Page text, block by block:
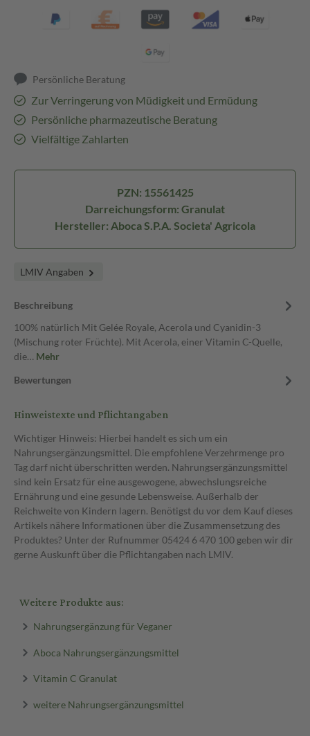
Persönliche Beratung
Zur Verringerung von Müdigkeit und Ermüdung
Persönliche pharmazeutische Beratung
Vielfältige Zahlarten
PZN: 15561425
Darreichungsform: Granulat
Hersteller: Aboca S.P.A. Societa' Agricola
LMIV Angaben
Beschreibung
100% natürlich Mit Gelée Royale, Acerola und Cyanidin-3
(Mischung roter Früchte). Mit Acerola, einer Vitamin C-Quelle,
die… Mehr
Bewertungen
Hinweistexte und Pflichtangaben
Wichtiger Hinweis: Hierbei handelt es sich um ein
Nahrungsergänzungsmittel. Die empfohlene Verzehrmenge pro
Tag darf nicht überschritten werden. Nahrungsergänzungsmittel
sind kein Ersatz für eine ausgewogene, abwechslungsreiche
Ernährung und eine gesunde Lebensweise. Außerhalb der
Reichweite von Kindern lagern. Benötigst du vor dem Kauf dieses
Artikels nähere Informationen über die Zusammensetzung des
Produktes? Unter der Rufnummer 05424 6 470 100 geben wir dir
gerne Auskunft über die Pflichtangaben nach LMIV.
Weitere Produkte aus:
Nahrungsergänzung für Veganer
Aboca Nahrungsergänzungsmittel
Vitamin C Granulat
weitere Nahrungsergänzungsmittel